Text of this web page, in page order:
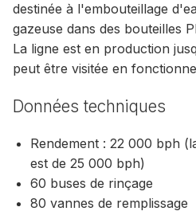
destinée à l'embouteillage
gazeuse dans des bouteilles
La ligne est en production
peut être visitée en
Données techniques
Rendement : 22 000 bph
est de 25 000 bph)
60 buses de rinçage
80 vannes de remplissage